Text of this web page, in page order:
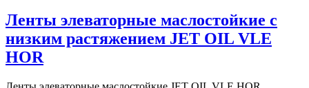
Ленты элеваторные маслостойкие с
низким растяжением JET OIL VLE
HOR